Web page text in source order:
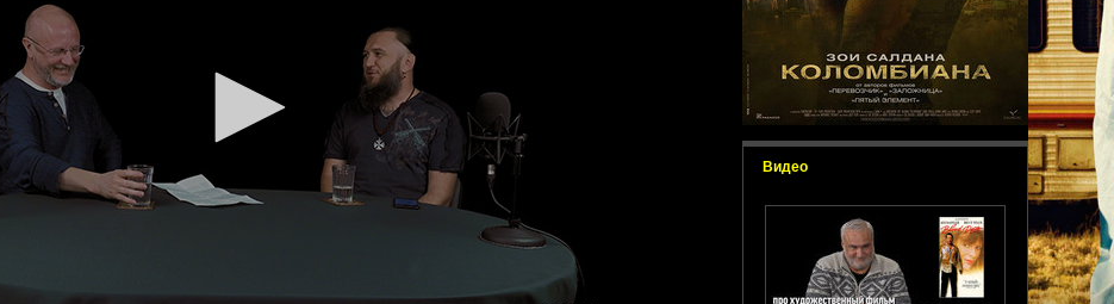
Видео